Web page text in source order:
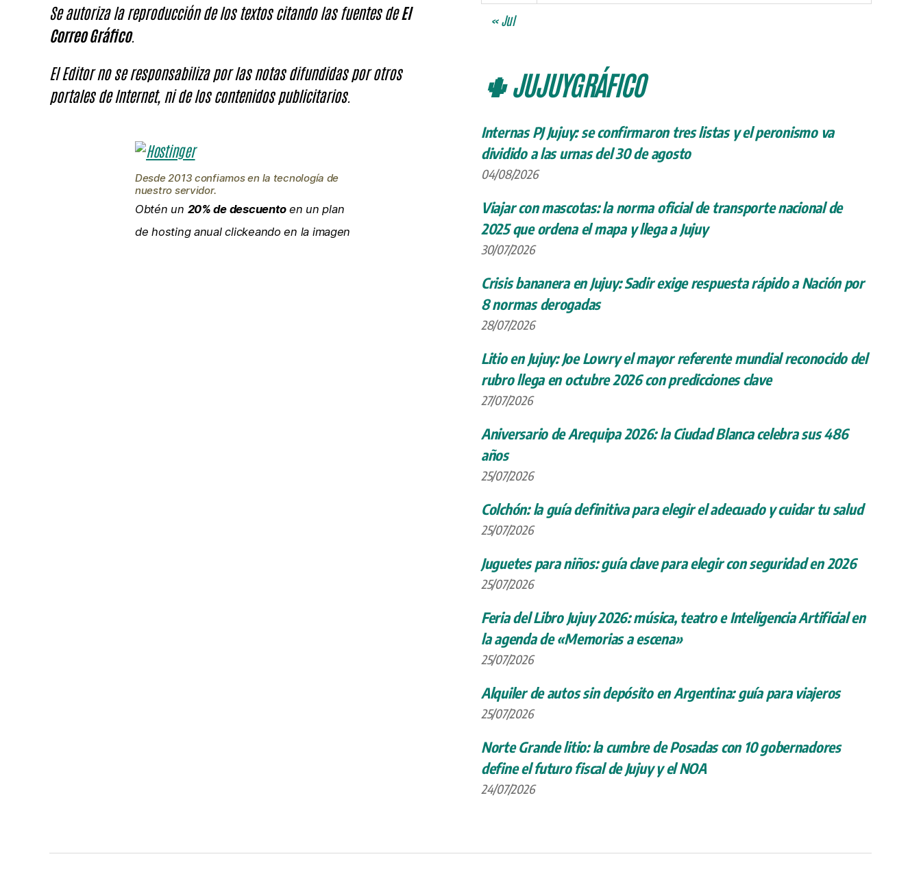
Se autoriza la reproducción de los textos citando las fuentes deEl
Correo Gráfico.
El Editor no se responsabiliza por las notas difundidas por otros
portales de Internet, ni de los contenidos publicitarios.
Desde 2013 confiamos en la tecnología de
nuestro servidor.
Obtén un 20% de descuentoen un plan
de hosting anual clickeando en la imagen
« Jul
🌵 JUJUYGRÁFICO
Internas PJ Jujuy: se confirmaron tres listas y el peronismo va
dividido a las urnas del 30 de agosto
04/08/2026
Viajar con mascotas: la norma oficial de transporte nacional de
2025 que ordena el mapa y llega a Jujuy
30/07/2026
Crisis bananera en Jujuy: Sadir exige respuesta rápido a Nación por
8 normas derogadas
28/07/2026
Litio en Jujuy: Joe Lowry el mayor referente mundial reconocido del
rubro llega en octubre 2026 con predicciones clave
27/07/2026
Aniversario de Arequipa 2026: la Ciudad Blanca celebra sus 486
años
25/07/2026
Colchón: la guía definitiva para elegir el adecuado y cuidar tu salud
25/07/2026
Juguetes para niños: guía clave para elegir con seguridad en 2026
25/07/2026
Feria del Libro Jujuy 2026: música, teatro e Inteligencia Artificial en
la agenda de «Memorias a escena»
25/07/2026
Alquiler de autos sin depósito en Argentina: guía para viajeros
25/07/2026
Norte Grande litio: la cumbre de Posadas con 10 gobernadores
define el futuro fiscal de Jujuy y el NOA
24/07/2026